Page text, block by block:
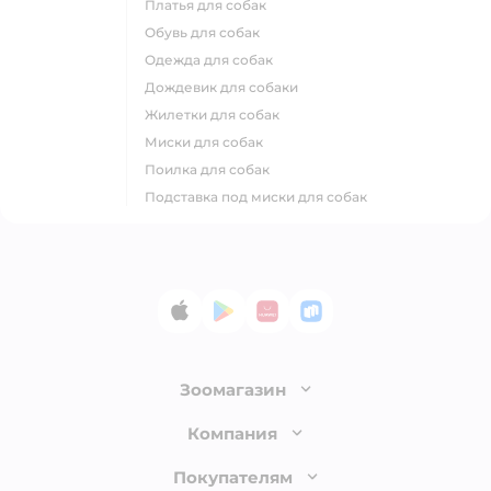
платья для собак
обувь для собак
одежда для собак
дождевик для собаки
жилетки для собак
миски для собак
поилка для собак
подставка под миски для собак
App StoreGoogle Play
AppGallery
RuStore
Зоомагазин
Лицензия
Компания
О компании
Покупателям